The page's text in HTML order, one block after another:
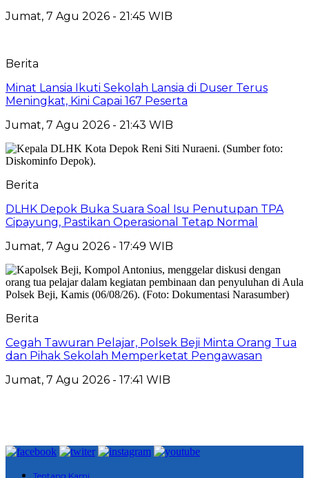
Jumat, 7 Agu 2026 - 21:45 WIB
Berita
Minat Lansia Ikuti Sekolah Lansia di Duser Terus
Meningkat, Kini Capai 167 Peserta
Jumat, 7 Agu 2026 - 21:43 WIB
Berita
DLHK Depok Buka Suara Soal Isu Penutupan TPA
Cipayung, Pastikan Operasional Tetap Normal
Jumat, 7 Agu 2026 - 17:49 WIB
Berita
Cegah Tawuran Pelajar, Polsek Beji Minta Orang Tua
dan Pihak Sekolah Memperketat Pengawasan
Jumat, 7 Agu 2026 - 17:41 WIB
Tentang Kami